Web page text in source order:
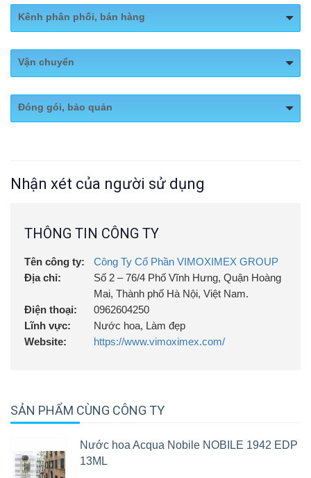
Kênh phân phối, bán hàng
Website:
https://www.vimoximex.com/
Fanpage:
https://www.facebook.com/VimoximexOfficial/
Vận chuyển
Nhập khẩu trực tiếp từ Italy - Công Ty Cổ Phần
VIMOXIMEX GROUP, VIXI Group JSC: Nhà phân phối độc
quyền nước hoa nhập khẩu NOBILE 1942 (Handmade in Italy)
Đóng gói, bảo quản
tại Việt Nam
Nhận xét của người sử dụng
THÔNG TIN CÔNG TY
Tên công ty:
Công Ty Cổ Phần VIMOXIMEX GROUP
Địa chỉ:
Số 2 – 76/4 Phố Vĩnh Hưng, Quận Hoàng
Mai, Thành phố Hà Nội, Việt Nam.
Điện thoại:
0962604250
Lĩnh vực:
Nước hoa, Làm đẹp
Website:
https://www.vimoximex.com/
SẢN PHẨM CÙNG CÔNG TY
Nước hoa Acqua Nobile NOBILE 1942 EDP
13ML